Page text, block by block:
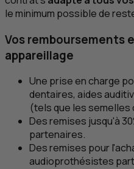
le minimum possible de
Vos remboursements
appareillage
Une prise en charge
dentaires, aides
(tels que les
Des remises jusqu'à
partenaires.
Des remises pour
audioprothésistes